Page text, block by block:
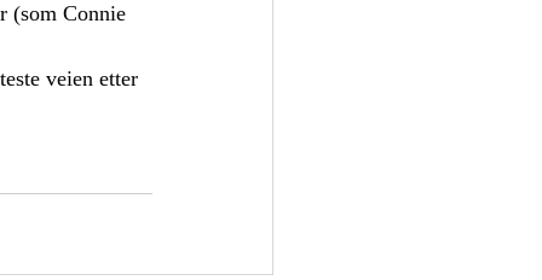
(som Connie
veien etter